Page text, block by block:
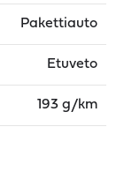
Pakettiauto
Etuveto
193 g/km